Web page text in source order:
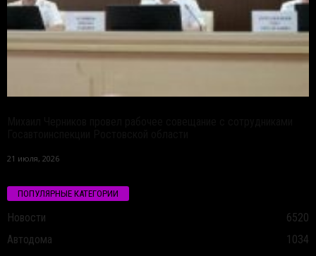
21 июля, 2026
ПОПУЛЯРНЫЕ КАТЕГОРИИ
Новости
6520
Автодома
1034